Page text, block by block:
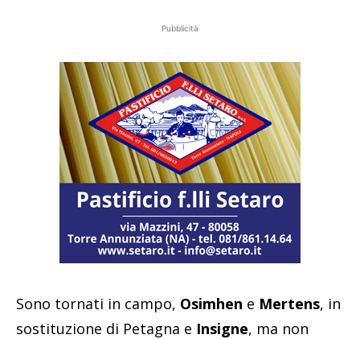
Pubblicità
Sono tornati in campo, Osimhen e Mertens, in
sostituzione di Petagna e Insigne, ma non